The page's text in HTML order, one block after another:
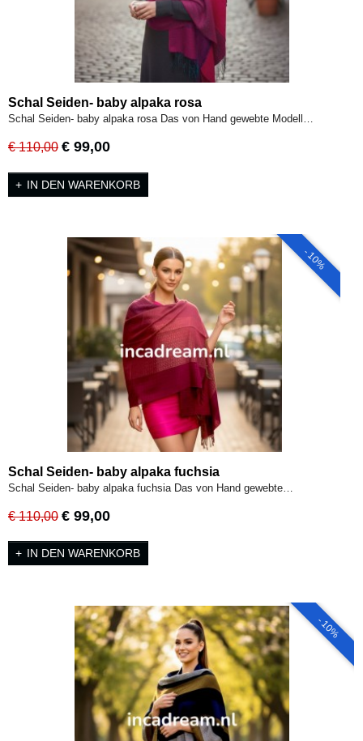
Schal Seiden- baby alpaka rosa
Schal Seiden- baby alpaka rosa Das von Hand gewebte Modell…
€ 110,00 € 99,00
IN DEN WARENKORB
- 10%
Schal Seiden- baby alpaka fuchsia
Schal Seiden- baby alpaka fuchsia Das von Hand gewebte…
€ 110,00 € 99,00
IN DEN WARENKORB
- 10%